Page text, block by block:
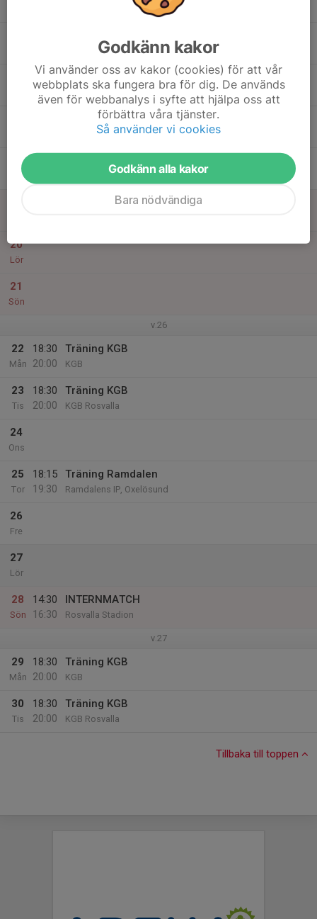
Rosvalla Arena
18:30
20:00
Träning KGB
KGB Rosvalla
18
Tor
20
Lör
21
Sön
v.26
22
Mån
18:30
20:00
Träning KGB
KGB
23
Tis
18:30
20:00
Träning KGB
KGB Rosvalla
24
Ons
25
Tor
18:15
19:30
Träning Ramdalen
Ramdalens IP, Oxelösund
26
Fre
27
Lör
28
Sön
14:30
16:30
INTERNMATCH
Rosvalla Stadion
v.27
29
Mån
18:30
20:00
Träning KGB
KGB
30
Tis
18:30
20:00
Träning KGB
KGB Rosvalla
Tillbaka till toppen
Godkänn kakor
Vi använder oss av kakor (cookies) för att vår
webbplats ska fungera bra för dig. De används
även för webbanalys i syfte att hjälpa oss att
förbättra våra tjänster.
Så använder vi cookies
Godkänn alla kakor
Bara nödvändiga